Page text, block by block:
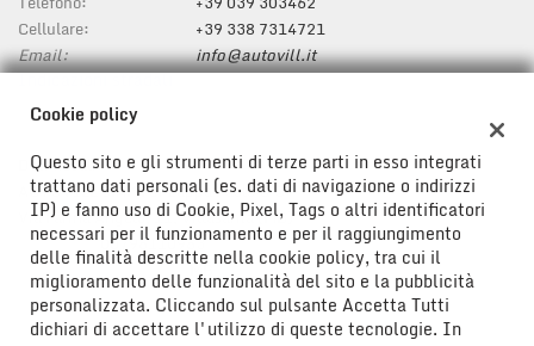
Cellulare:
+39 338 7314721
Email:
info@autovill.it
Indicazioni stradali
Dati fiscali:
AUTOVILL S.A.S. di Zappa Paolo & C
Via Farina Angelo, 11, Villasanta (MB)
C.F/P.IVA:00796110963
Registro delle imprese:MB
Cookie policy
Questo sito e gli strumenti di terze parti in esso integrati
trattano dati personali (es. dati di navigazione o indirizzi
IP) e fanno uso di Cookie, Pixel, Tags o altri identificatori
necessari per il funzionamento e per il raggiungimento
delle finalità descritte nella cookie policy, tra cui il
miglioramento delle funzionalità del sito e la pubblicità
personalizzata. Cliccando sul pulsante Accetta Tutti
dichiari di accettare l'utilizzo di queste tecnologie. In